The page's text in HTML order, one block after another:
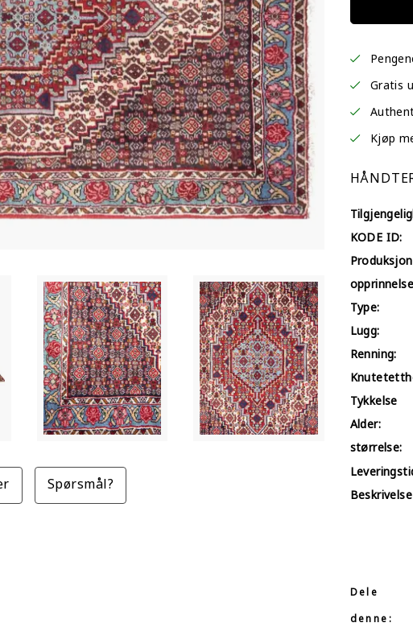
Spørsmål?
Gratis
Kjøp
KODE ID:
Type:
Lugg:
Renning:
Tykkelse
Alder:
størrelse:
Beskrivelse
Dele
denne: